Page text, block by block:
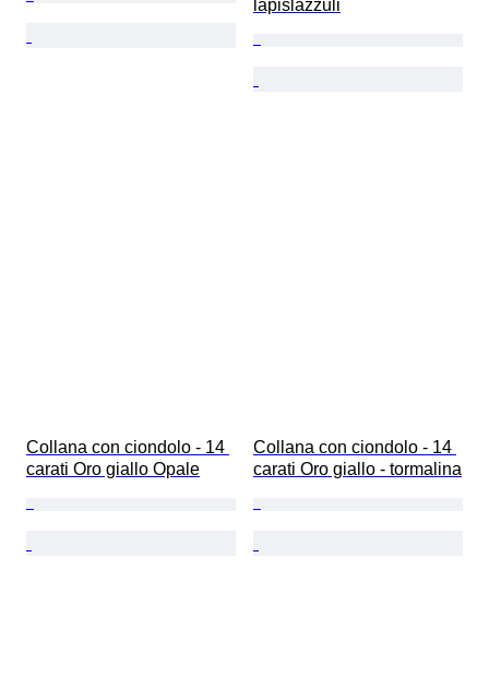
lapislazzuli
Collana con ciondolo - 14
carati Oro giallo Opale
Collana con ciondolo - 14
carati Oro giallo - tormalina